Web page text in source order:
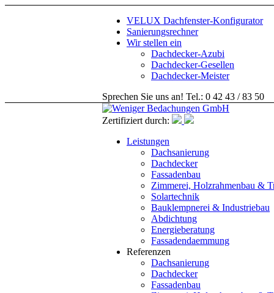
VELUX Dachfenster-Konfigurator
Sanierungsrechner
Wir stellen ein
Dachdecker-Azubi
Dachdecker-Gesellen
Dachdecker-Meister
Sprechen Sie uns an! Tel.: 0 42 43 / 83 50
Zertifiziert durch:
Leistungen
Dachsanierung
Dachdecker
Fassadenbau
Zimmerei, Holzrahmenbau &
Solartechnik
Bauklempnerei & Industriebau
Abdichtung
Energieberatung
Fassadendaemmung
Referenzen
Dachsanierung
Dachdecker
Fassadenbau